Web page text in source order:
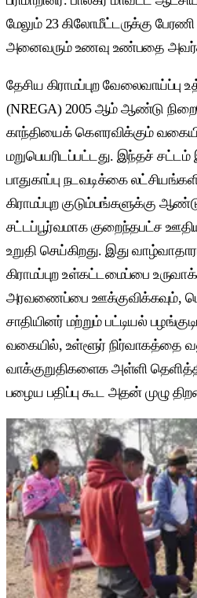
மேலும் 23 கிலோமீட்டருக்கு
அனைவரும் உணவு உண்பதை
தேசிய கிராமப்புற வேலைவாய்ப்பு
(NREGA) 2005 ஆம் ஆண்டு
காந்தியைக் கௌரவிக்கும்
மறுபெயரிடப்பட்டது. இந்தச் சட்டம்
பாதுகாப்பு நடவடிக்கை
கிராமப்புற குடும்பங்களுக்கு
சட்டப்பூர்வமாக குறைந்தபட்ச
உறுதி செய்கிறது. இது
கிராமப்புற உள்கட்டமைப்பை
அரவணைப்பை ஊக்குவிக்கவும்,
சாதியினர் மற்றும் பட்டியல்
வகையில், உள்ளூர் நிர்வாகத்தை
வாக்குறுதிகளைக அள்ளி
பழைய பதிப்பு கூட அதன் முழு